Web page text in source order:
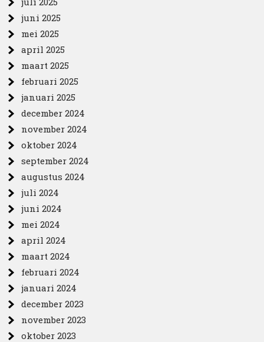
juni 2025
mei 2025
april 2025
maart 2025
februari 2025
januari 2025
december 2024
november 2024
oktober 2024
september 2024
augustus 2024
juli 2024
juni 2024
mei 2024
april 2024
maart 2024
februari 2024
januari 2024
december 2023
november 2023
oktober 2023